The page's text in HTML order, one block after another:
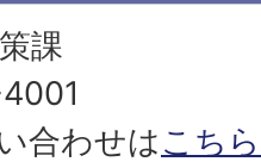
課
合わせはこちら